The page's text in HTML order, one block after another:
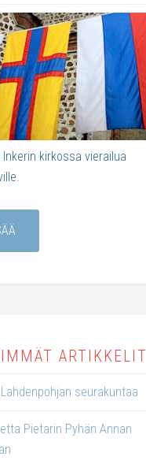
kirkossa vierailua
ARTIKKELIT
seurakuntaa
Pietarin Pyhän Annan